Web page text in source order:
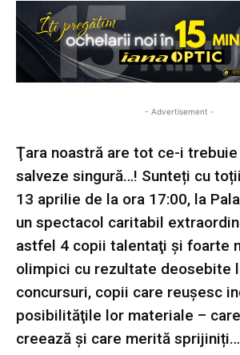
- Advertisement -
Ţara noastră are tot ce-i trebuie
salveze singură…! Sunteți cu
13 aprilie de la ora 17:00, la
un spectacol caritabil
astfel 4 copii talentaţi și foarte
olimpici cu rezultate deosebite
concursuri, copii care reuşesc
posibilităţile lor materiale –
creează și care merită